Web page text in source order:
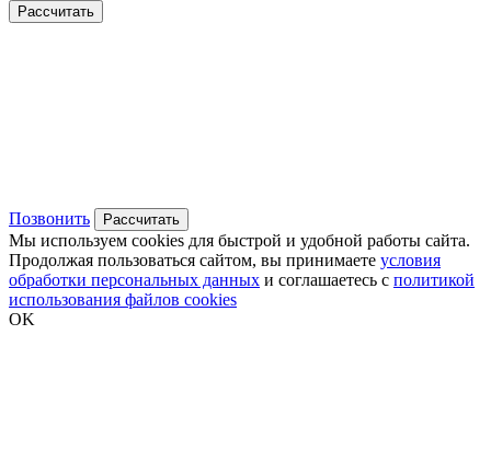
Рассчитать
Позвонить Рассчитать
Мы используем cookies для быстрой и удобной работы сайта.
Продолжая пользоваться сайтом, вы принимаете условия
обработки персональных данных и соглашаетесь с политикой
использования файлов cookies
OK